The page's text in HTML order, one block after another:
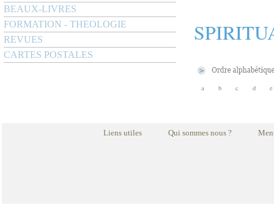
BEAUX-LIVRES
FORMATION - THEOLOGIE
REVUES
CARTES POSTALES
a b c d e
Liens utiles Qui sommes nous ?